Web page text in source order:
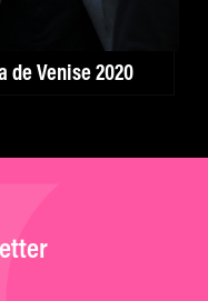
de Venise 2020